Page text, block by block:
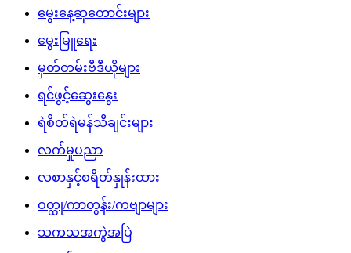
မွေးနေ့ဆုတောင်းများ
မွေးမြူရေး
မှတ်တမ်းဗီဒီယိုများ
ရင်ဖွင့်ဆွေးနွေး
ရဲစိတ်ရဲမန်သီချင်းများ
လက်မှုပညာ
လစာနှင့်စရိတ်နှုန်းထား
ဝတ္ထု/ကာတွန်း/ကဗျာများ
သကသအကွဲအပြဲ